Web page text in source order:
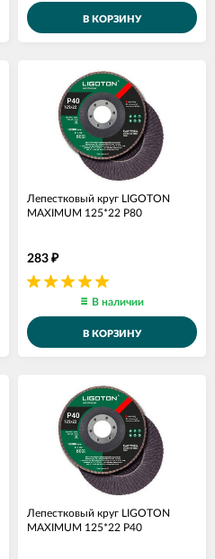
В КОРЗИНУ
Лепестковый круг LIGOTON
MAXIMUM 125*22 Р80
283 ₽
В наличии
В КОРЗИНУ
Лепестковый круг LIGOTON
MAXIMUM 125*22 Р40